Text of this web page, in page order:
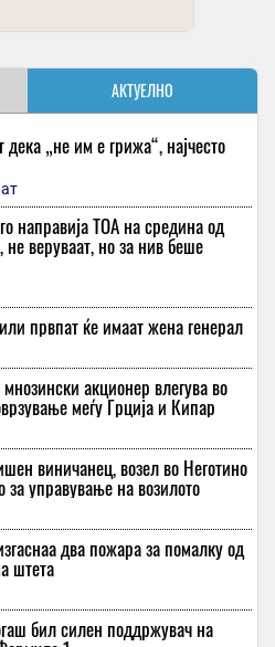
АКТУЕЛНО
дека „не им е грижа“, најчесто
направија ТОА на средина од
не веруваат, но за нив беше
првпат ќе имаат жена генерал
акционер влегува во
меѓу Грција и Кипар
виничанец, возел во Неготино
за управување на возилото
два пожара за помалку од
штета
бил силен поддржувач на